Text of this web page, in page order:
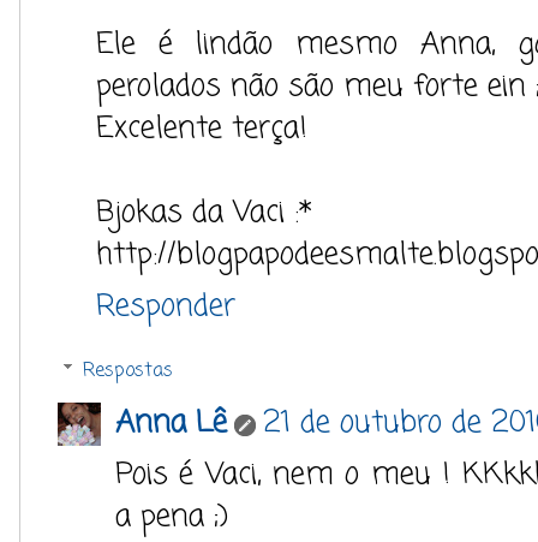
Ele é lindão mesmo Anna,
perolados não são meu forte ein
Excelente terça!
Bjokas da Vaci :*
http://
Responder
Respostas
Anna Lê
21 de outubro de
Pois é Vaci, nem o meu !
a pena ;)